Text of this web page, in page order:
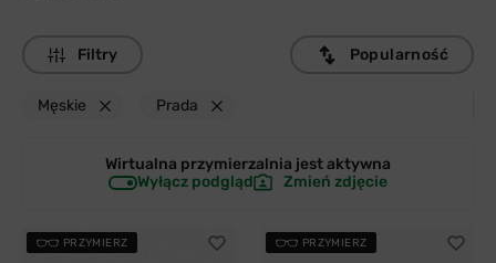
Filtry
Męskie Prada
Popularność
Wirtualna przymierzalnia jestaktywna
Wyłącz podgląd
Zmień zdjęcie
PRZYMIERZ PRZYMIERZ